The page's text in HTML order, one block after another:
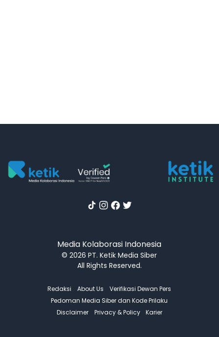
Media Kolaborasi Indonesia
© 2026 PT. Ketik Media Siber
All Rights Reserved.
Redaksi About Us
Verifikasi Dewan Pers
Pedoman Media Siber dan Kode Prilaku
Disclaimer
Privacy & Policy Karier